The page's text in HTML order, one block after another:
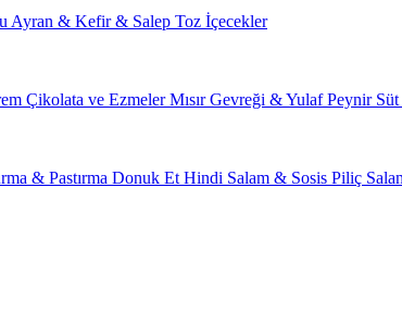
Ayran & Kefir & Salep Toz İçecekler
Çikolata ve EzmelerMısır Gevreği & YulafPeynir
& Pastırma Donuk Et Hindi Salam & Sosis Piliç